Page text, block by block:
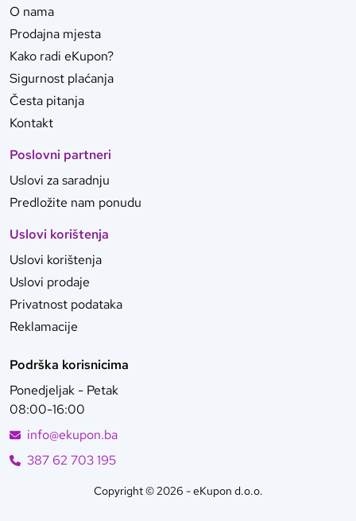
O nama
Prodajna mjesta
Kako radi eKupon?
Sigurnost plaćanja
Česta pitanja
Kontakt
Poslovni partneri
Uslovi za saradnju
Predložite nam ponudu
Uslovi korištenja
Uslovi korištenja
Uslovi prodaje
Privatnost podataka
Reklamacije
Podrška korisnicima
Ponedjeljak - Petak
08:00-16:00
info@ekupon.ba
387 62 703 195
Copyright © 2026 - eKupon d.o.o.